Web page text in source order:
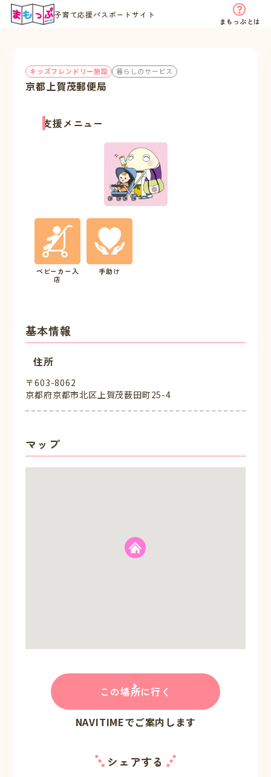
子育て応援パスポートサイト
まもっぷとは
キッズフレンドリー施設 暮らしのサービス
京都上賀茂郵便局
支援メニュー
ベビーカー入
店
手助け
基本情報
住所
〒603-8062
京都府京都市北区上賀茂薮田町25-4
マップ
この場所に行く
NAVITIMEでご案内します
シェアする